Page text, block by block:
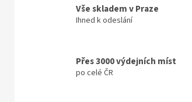
Vše skladem v Praze
Ihned k odeslání
Přes 3000 výdejních míst
po celé ČR